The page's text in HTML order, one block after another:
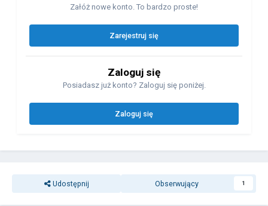
Załóż nowe konto. To bardzo proste!
Zarejestruj się
Zaloguj się
Posiadasz już konto? Zaloguj się poniżej.
Zaloguj się
Udostępnij Obserwujący 1